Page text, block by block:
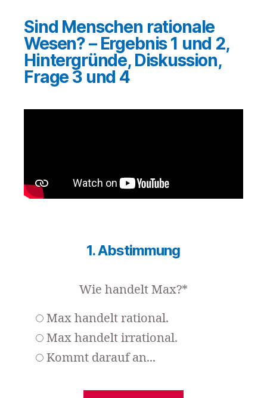
Sind Menschen rationale
Wesen? – Ergebnis 1 und 2,
Hintergründe, Diskussion,
Frage 3 und 4
1. Abstimmung
Wie handelt Max?*
Max handelt rational.
Max handelt irrational.
Kommt darauf an...